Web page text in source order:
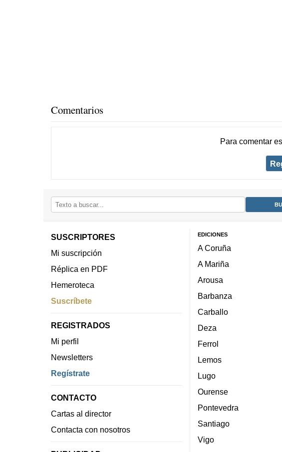
Comentarios
Para comentar
SUSCRIPTORES
Mi suscripción
Réplica en PDF
Hemeroteca
Suscríbete
REGISTRADOS
Mi perfil
Newsletters
Regístrate
CONTACTO
Cartas al director
Contacta con nosotros
EDICIONES
A Coruña
A Mariña
Arousa
Barbanza
Carballo
Deza
Ferrol
Lemos
Lugo
Ourense
Pontevedra
Santiago
Vigo